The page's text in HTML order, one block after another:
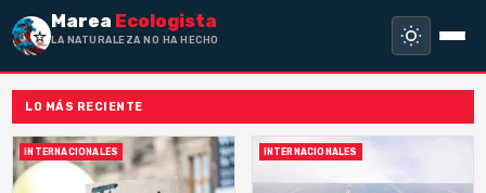
Marea Ecologista
LA NATURALEZA NO HA HECHO ESCLAVO
LO MÁS RECIENTE
INTERNACIONALES INTERNACIONALES